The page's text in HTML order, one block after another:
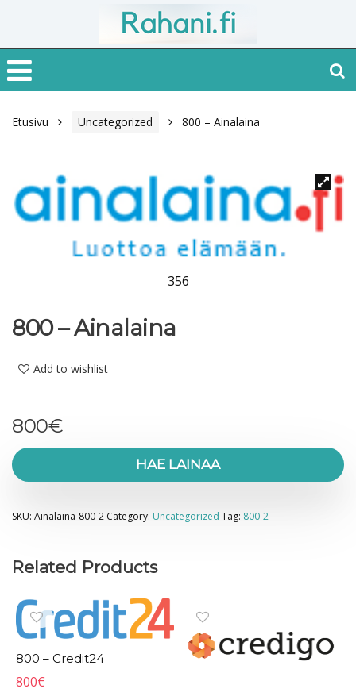
Etusivu Uncategorized 800 – Ainalaina
356
800 – Ainalaina
Add to wishlist
800€
HAE LAINAA
SKU: Ainalaina-800-2 Category: Uncategorized Tag: 800-2
Related Products
800 – Credit24
800€